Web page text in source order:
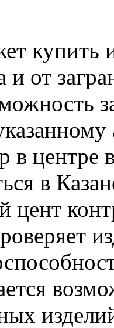
купить
и от
в
в
цент